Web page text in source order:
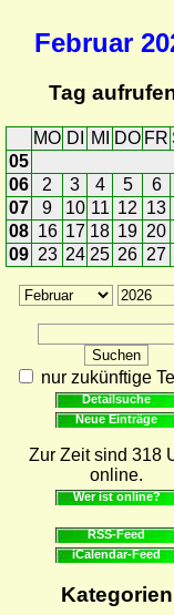
Februar
Tag
MO DI MI DO FR
05
06
2 3 4 5 6
07
9 10 11 12 13
08 16 17 18 19 20
09 23 24 25 26 27
nur zukünftige
Detailsuche
Neue Einträge
Zur Zeit sind 318
online.
Wer ist online?
RSS-Feed
iCalendar-Feed
Kategorien